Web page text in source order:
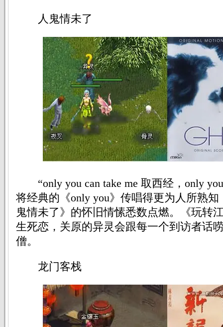
人鬼情未了
“only you can take me 取西经，only
将经典的《only you》传唱得更为人所熟
鬼情未了》的怀旧情愫悉数点燃。《玩转
生死恋，关原的异灵会跟每一个到访者话
僧。
龙门客栈